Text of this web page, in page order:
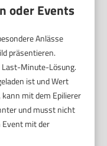
oder Events
Anlässe
präsentieren.
Minute-Lösung.
ist und Wert
mit dem Epilierer
und musst nicht
Event mit der